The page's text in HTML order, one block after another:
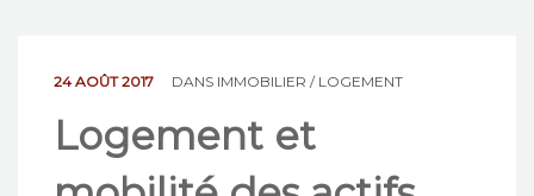
JURIDIQUE
LA CCA-GE
24 AOÛT 2017 DANS IMMOBILIER / LOGEMENT
Logement et